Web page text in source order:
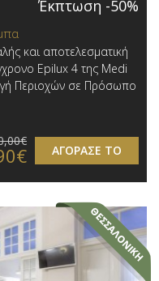
Έκπτωση -50%
και αποτελεσματική
Epilux 4 της Medi
Περιοχών σε Πρόσωπο
ΑΓΟΡΑΣΕ ΤΟ